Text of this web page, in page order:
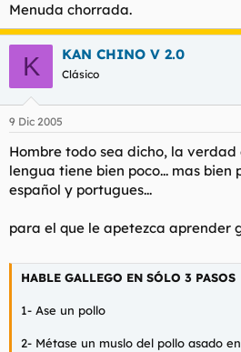
Menuda chorrada.
K KAN CHINO V 2.0
Clásico
9 Dic 2005
Hombre todo sea dicho, la
lengua tiene bien poco... mas bien
español y portugues...
para el que le apetezca aprender
HABLE GALLEGO EN SÓLO 3 PASOS
1- Ase un pollo
2- Métase un muslo del pollo asado